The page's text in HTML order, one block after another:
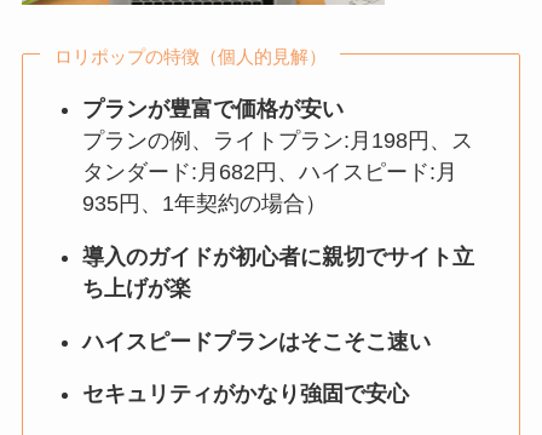
ロリポップの特徴（個人的見解）
プランが豊富で価格が安い
プランの例、ライトプラン:月198円、ス
タンダード:月682円、ハイスピード:月
935円、1年契約の場合）
導入のガイドが初心者に親切でサイト立
ち上げが楽
ハイスピードプランはそこそこ速い
セキュリティがかなり強固で安心